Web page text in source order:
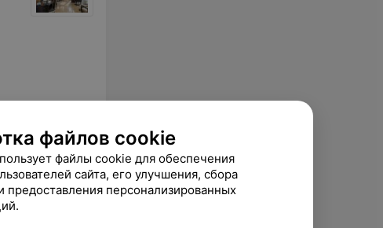
огромное за Ваш труд.
файлов cookie
файлы cookie для обеспечения
сайта, его улучшения, сбора
предоставления персонализированных